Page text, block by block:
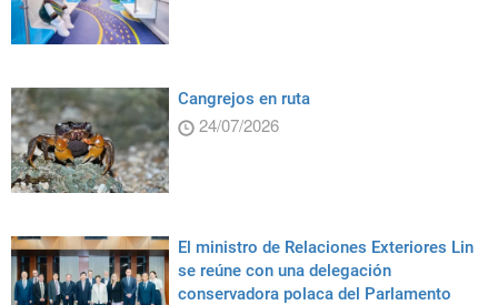
Cangrejos en ruta
24/07/2026
El ministro de Relaciones Exteriores Lin
se reúne con una delegación
conservadora polaca del Parlamento